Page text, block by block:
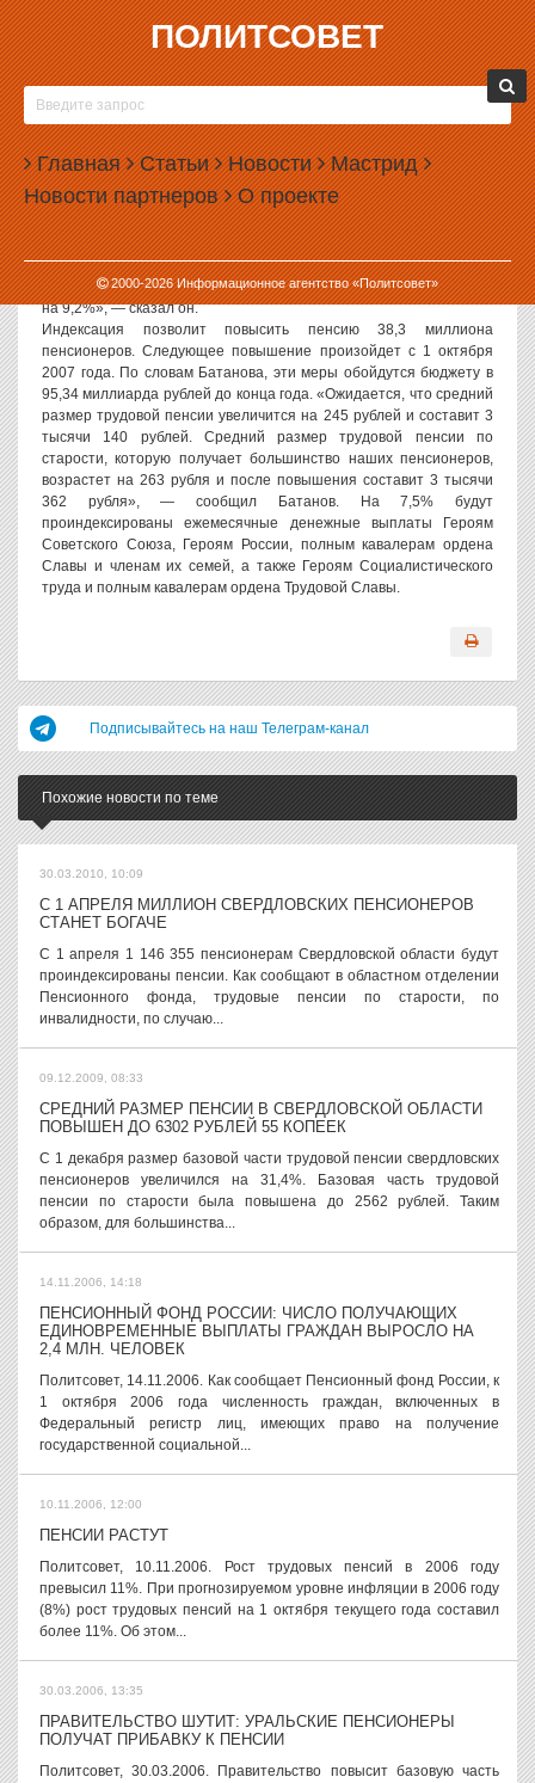
ПОЛИТСОВЕТ
Главная Статьи Новости Мастрид
Новости партнеров О проекте
2000-2026Информационное агентство «Политсовет»
02.04.2007, 07:45
ТРУДОВАЯ ПЕНСИЯ ПОВЫСИЛАСЬ НА 263
РУБЛЯ
Трудовая пенсия по старости в России с 1 апреля выросла на 263
рубля — до 3 362 рублей. Об этом сообщил в интервью глава
Пенсионного фонда России Геннадий Батанов. «В соответствии с
Постановлением Правительства РФ размер базовой части
трудовой пенсии повышается на 7,5% и производится
дополнительное увеличение страховой части трудовой пенсии
на 9,2%», — сказал он.
Индексация позволит повысить пенсию 38,3 миллиона
пенсионеров. Следующее повышение произойдет с 1 октября
2007 года. По словам Батанова, эти меры обойдутся бюджету в
95,34 миллиарда рублей до конца года. «Ожидается, что средний
размер трудовой пенсии увеличится на 245 рублей и составит 3
тысячи 140 рублей. Средний размер трудовой пенсии по
старости, которую получает большинство наших пенсионеров,
возрастет на 263 рубля и после повышения составит 3 тысячи
362 рубля», — сообщил Батанов. На 7,5% будут
проиндексированы ежемесячные денежные выплаты Героям
Советского Союза, Героям России, полным кавалерам ордена
Славы и членам их семей, а также Героям Социалистического
труда и полным кавалерам ордена Трудовой Славы.
Подписывайтесь на наш Телеграм-канал
Похожие новости по теме
30.03.2010, 10:09
С 1 АПРЕЛЯ МИЛЛИОН СВЕРДЛОВСКИХ ПЕНСИОНЕРОВ
СТАНЕТ БОГАЧЕ
С 1 апреля 1 146 355 пенсионерам Свердловской области будут
проиндексированы пенсии. Как сообщают в областном отделении
Пенсионного фонда, трудовые пенсии по старости, по
инвалидности, по случаю...
09.12.2009, 08:33
СРЕДНИЙ РАЗМЕР ПЕНСИИ В СВЕРДЛОВСКОЙ ОБЛАСТИ
ПОВЫШЕН ДО 6302 РУБЛЕЙ 55 КОПЕЕК
С 1 декабря размер базовой части трудовой пенсии свердловских
пенсионеров увеличился на 31,4%. Базовая часть трудовой
пенсии по старости была повышена до 2562 рублей. Таким
образом, для большинства...
14.11.2006, 14:18
ПЕНСИОННЫЙ ФОНД РОССИИ: ЧИСЛО ПОЛУЧАЮЩИХ
ЕДИНОВРЕМЕННЫЕ ВЫПЛАТЫ ГРАЖДАН ВЫРОСЛО НА
2,4 МЛН. ЧЕЛОВЕК
Политсовет, 14.11.2006. Как сообщает Пенсионный фонд России, к
1 октября 2006 года численность граждан, включенных в
Федеральный регистр лиц, имеющих право на получение
государственной социальной...
10.11.2006, 12:00
ПЕНСИИ РАСТУТ
Политсовет, 10.11.2006. Рост трудовых пенсий в 2006 году
превысил 11%. При прогнозируемом уровне инфляции в 2006 году
(8%) рост трудовых пенсий на 1 октября текущего года составил
более 11%. Об этом...
30.03.2006, 13:35
ПРАВИТЕЛЬСТВО ШУТИТ: УРАЛЬСКИЕ ПЕНСИОНЕРЫ
ПОЛУЧАТ ПРИБАВКУ К ПЕНСИИ
Политсовет, 30.03.2006. Правительство повысит базовую часть